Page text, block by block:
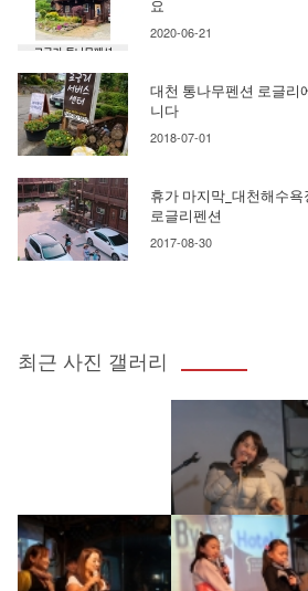
요
2020-06-21
대천 통나무펜션 로글리
니다
2018-07-01
휴가 마지막_대천해수욕
로글리펜션
2017-08-30
최근 사진 갤러리